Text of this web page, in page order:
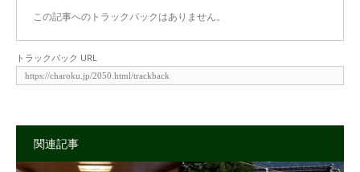
この記事へのトラックバックはありません。
トラックバック URL
関連記事